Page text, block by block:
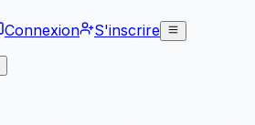
Connexion S'inscrire